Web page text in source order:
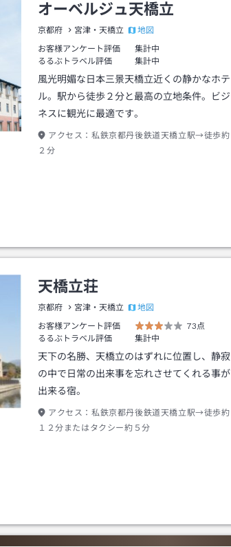
オーベルジュ天橋立
京都府 宮津・天橋立
地図
お客様アンケート評価
集計中
るるぶトラベル評価
集計中
風光明媚な日本三景天橋立近くの静かなホテ
ル。駅から徒歩２分と最高の立地条件。ビジ
ネスに観光に最適です。
アクセス： 私鉄京都丹後鉄道天橋立駅→徒歩約
２分
天橋立荘
京都府 宮津・天橋立
地図
お客様アンケート評価
73点
るるぶトラベル評価
集計中
天下の名勝、天橋立のはずれに位置し、静寂
の中で日常の出来事を忘れさせてくれる事が
出来る宿。
アクセス： 私鉄京都丹後鉄道天橋立駅→徒歩約
１２分またはタクシー約５分